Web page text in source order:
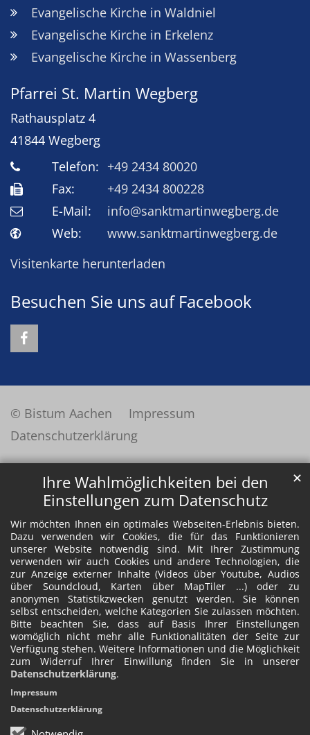
Ihre Wahlmöglichkeiten bei den
Einstellungen zum Datenschutz
Wir möchten Ihnen ein optimales Webseiten-Erlebnis bieten.
Dazu verwenden wir Cookies, die für das Funktionieren
unserer Website notwendig sind. Mit Ihrer Zustimmung
verwenden wir auch Cookies und andere Technologien, die
zur Anzeige externer Inhalte (Videos über Youtube, Audios
über Soundcloud, Karten über MapTiler ...) oder zu
anonymen Statistikzwecken genutzt werden. Sie können
selbst entscheiden, welche Kategorien Sie zulassen möchten.
Bitte beachten Sie, dass auf Basis Ihrer Einstellungen
womöglich nicht mehr alle Funktionalitäten der Seite zur
Verfügung stehen. Weitere Informationen und die Möglichkeit
zum Widerruf Ihrer Einwillung finden Sie in unserer
Datenschutzerklärung.
✕
Impressum
Datenschutzerklärung
Evangelische Kirche in Waldniel
Evangelische Kirche in Erkelenz
Evangelische Kirche in Wassenberg
Pfarrei St. Martin Wegberg
Rathausplatz 4
41844 Wegberg
Telefon: +49 2434 80020
Fax:
+49 2434 800228
E-Mail:
info@sanktmartinwegberg.de
Web:
www.sanktmartinwegberg.de
Visitenkarte herunterladen
Besuchen Sie uns auf Facebook
© Bistum Aachen
Impressum
Datenschutzerklärung